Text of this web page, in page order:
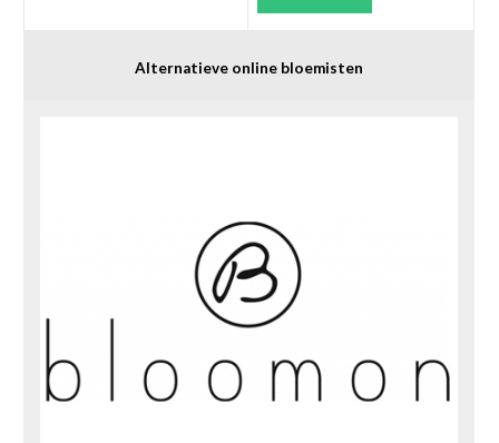
Alternatieve online bloemisten